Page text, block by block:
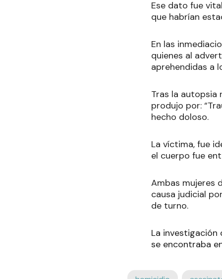
Ese dato fue
que habrían
En las
quienes al
aprehendidas a
Tras la autopsia
produjo por:
hecho doloso.
La víctima, fue
el cuerpo fue
Ambas mujeres
causa judicial
de turno.
La
se encontraba